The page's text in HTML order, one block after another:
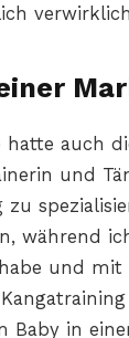
hatte auch
und
während
und mit
Baby in